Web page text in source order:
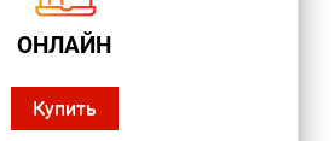
ОНЛАЙН
Купить